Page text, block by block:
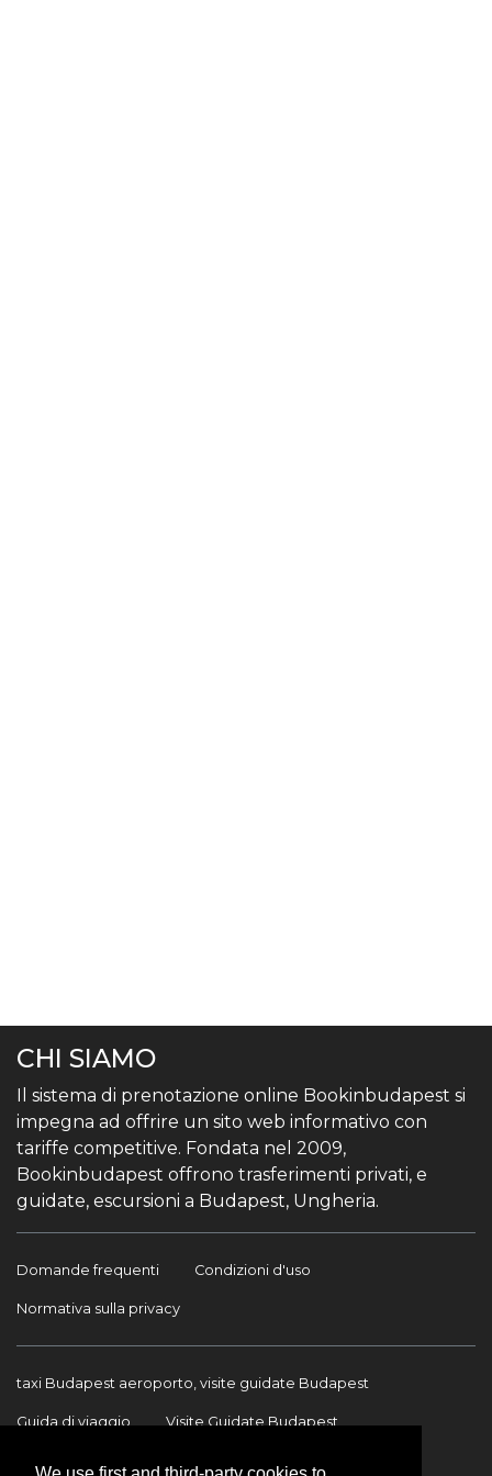
CHI SIAMO
Il sistema di prenotazione online Bookinbudapest si
impegna ad offrire un sito web informativo con
tariffe competitive. Fondata nel 2009,
Bookinbudapest offrono trasferimenti privati, e
guidate, escursioni a Budapest, Ungheria.
Domande frequenti Condizioni d'uso
Normativa sulla privacy
taxi Budapest aeroporto, visite guidate Budapest
Guida di viaggio Visite Guidate Budapest